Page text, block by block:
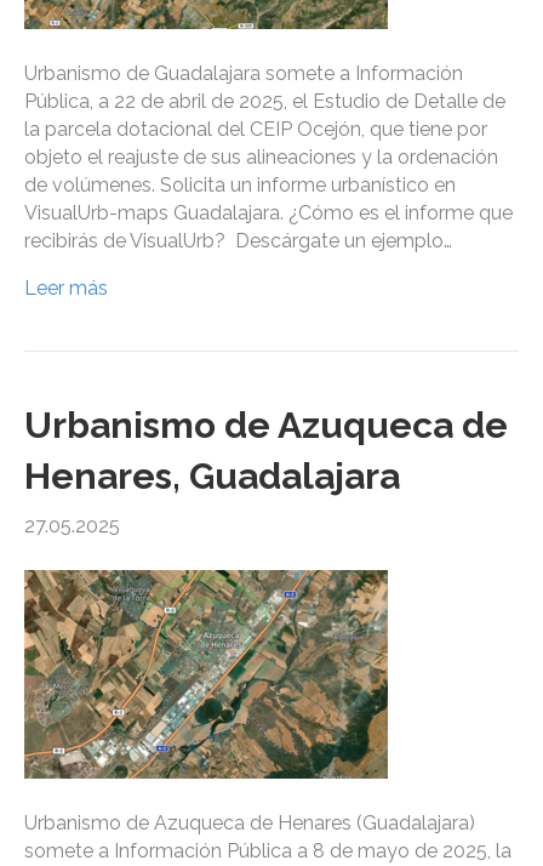
Urbanismo de Guadalajara somete a Información
Pública, a 22 de abril de 2025, el Estudio de Detalle de
la parcela dotacional del CEIP Ocejón, que tiene por
objeto el reajuste de sus alineaciones y la ordenación
de volúmenes. Solicita un informe urbanístico en
VisualUrb-maps Guadalajara. ¿Cómo es el informe que
recibirás de VisualUrb? Descárgate un ejemplo…
Leer más
Urbanismo de Azuqueca de
Henares, Guadalajara
27.05.2025
Urbanismo de Azuqueca de Henares (Guadalajara)
somete a Información Pública a 8 de mayo de 2025, la